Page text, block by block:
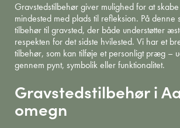
Gravstedstilbehør giver mulighed for at
mindested med plads til refleksion. På denne
tilbehør til gravsted, der både understøtter
respekten for det sidste hvilested. Vi har et
tilbehør, som kan tilføje et personligt præg –
gennem pynt, symbolik eller funktionalitet.
Gravstedstilbehør i
omegn